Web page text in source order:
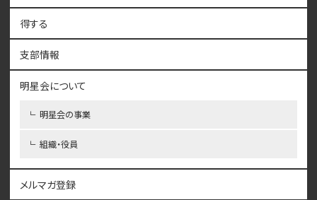
得する
支部情報
明星会について
明星会の事業
組織・役員
メルマガ登録